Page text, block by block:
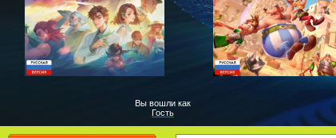
Вы вошли как
Гость